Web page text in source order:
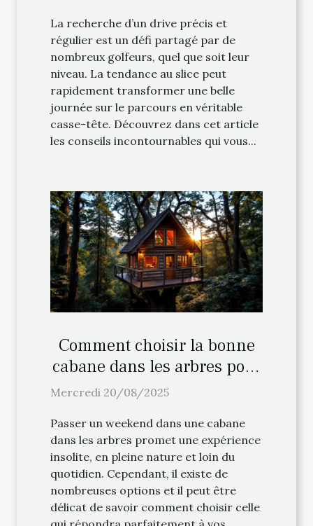
La recherche d’un drive précis et
régulier est un défi partagé par de
nombreux golfeurs, quel que soit leur
niveau. La tendance au slice peut
rapidement transformer une belle
journée sur le parcours en véritable
casse-tête. Découvrez dans cet article
les conseils incontournables qui vous...
Comment choisir la bonne
cabane dans les arbres pour
votre weekend ?
Mercredi 20/08/2025
Passer un weekend dans une cabane
dans les arbres promet une expérience
insolite, en pleine nature et loin du
quotidien. Cependant, il existe de
nombreuses options et il peut être
délicat de savoir comment choisir celle